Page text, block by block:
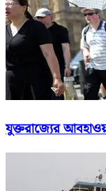
যুক্তরাজ্যের